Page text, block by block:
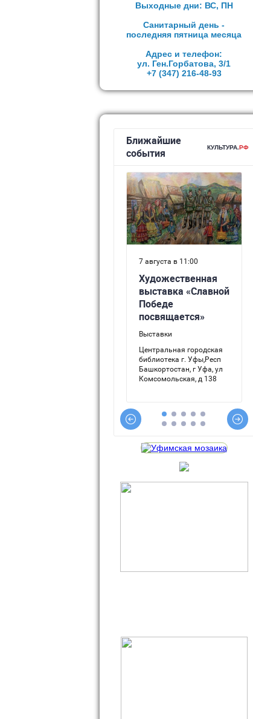
Выходные дни: ВС, ПН
Санитарный день -
последняя пятница месяца
Адрес и телефон:
ул. Ген.Горбатова, 3/1
+7 (347) 216-48-93